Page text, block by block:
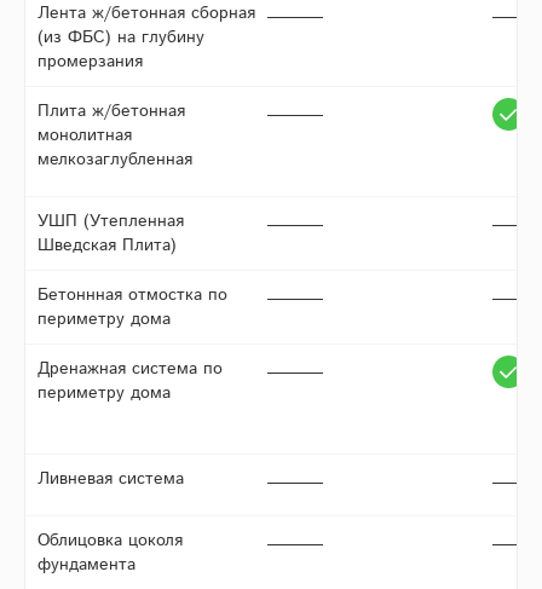
Лента ж/бетонная сборная
(из ФБС) на глубину
промерзания
Плита ж/бетонная
монолитная
мелкозаглубленная
УШП (Утепленная
Шведская Плита)
Бетоннная отмостка по
периметру дома
Дренажная система по
периметру дома
Ливневая система
Облицовка цоколя
фундамента